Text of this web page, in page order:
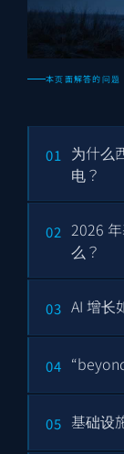
本页面解答的问题
01
为什么
电？
02 2026
么？
03 AI 增长
04
05 基础设